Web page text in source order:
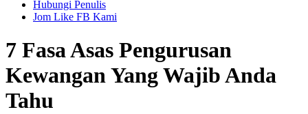
Hubungi Penulis
Jom Like FB Kami
7 Fasa Asas Pengurusan
Kewangan Yang Wajib Anda
Tahu